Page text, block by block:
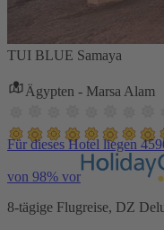
TUI BLUE Samaya
Ägypten - Marsa Alam
Für dieses Hotel liegen
von 98% vor
8-tägige Flugreise, DZ